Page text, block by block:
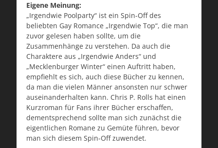
Eigene Meinung:
„Irgendwie Poolparty“ ist ein Spin-Off des
beliebten Gay Romance „Irgendwie Top“, die man
zuvor gelesen haben sollte, um die
Zusammenhänge zu verstehen. Da auch die
Charaktere aus „Irgendwie Anders“ und
„Mecklenburger Winter“ einen Auftritt haben,
empfiehlt es sich, auch diese Bücher zu kennen,
da man die vielen Männer ansonsten nur schwer
auseinanderhalten kann. Chris P. Rolls hat einen
Kurzroman für Fans ihrer Bücher erschaffen,
dementsprechend sollte man sich zunächst die
eigentlichen Romane zu Gemüte führen, bevor
man sich diesem Spin-Off zuwendet.